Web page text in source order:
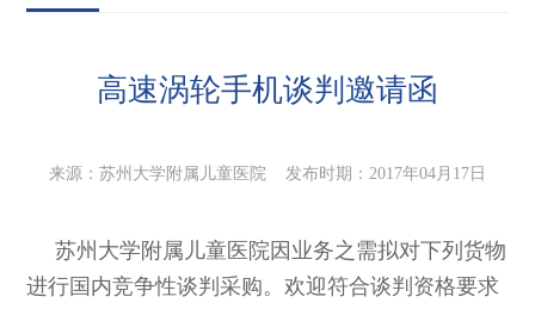
高速涡轮手机谈判邀请函
来源：苏州大学附属儿童医院 发布时期：2017年04月17日
苏州大学附属儿童医院因业务之需拟对下列货物
进行国内竞争性谈判采购。欢迎符合谈判资格要求